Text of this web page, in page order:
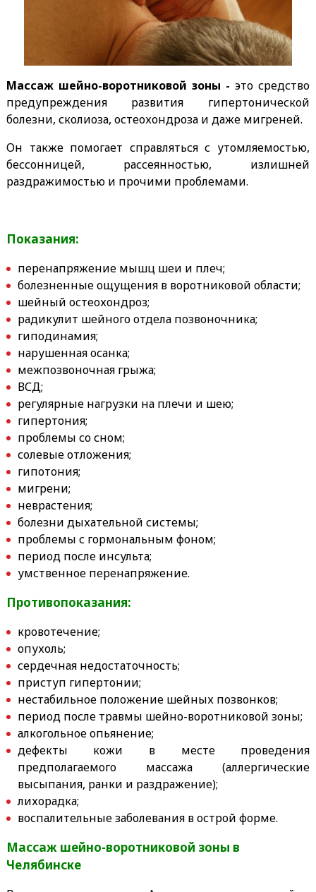
Массаж шейно-воротниковой зоны -это средство
предупреждения развития гипертонической
болезни, сколиоза, остеохондроза и даже мигреней.
Он также помогает справляться с утомляемостью,
бессонницей, рассеянностью, излишней
раздражимостью и прочими проблемами.
Показания:
перенапряжение мышц шеи и плеч;
болезненные ощущения в воротниковой области;
шейный остеохондроз;
радикулит шейного отдела позвоночника;
гиподинамия;
нарушенная осанка;
межпозвоночная грыжа;
ВСД;
регулярные нагрузки на плечи и шею;
гипертония;
проблемы со сном;
солевые отложения;
гипотония;
мигрени;
неврастения;
болезни дыхательной системы;
проблемы с гормональным фоном;
период после инсульта;
умственное перенапряжение.
Противопоказания:
кровотечение;
опухоль;
сердечная недостаточность;
приступ гипертонии;
нестабильное положение шейных позвонков;
период после травмы шейно-воротниковой зоны;
алкогольное опьянение;
дефекты кожи в месте проведения
предполагаемого массажа (аллергические
высыпания, ранки и раздражение);
лихорадка;
воспалительные заболевания в острой форме.
Массаж шейно-воротниковой зоны в
Челябинске